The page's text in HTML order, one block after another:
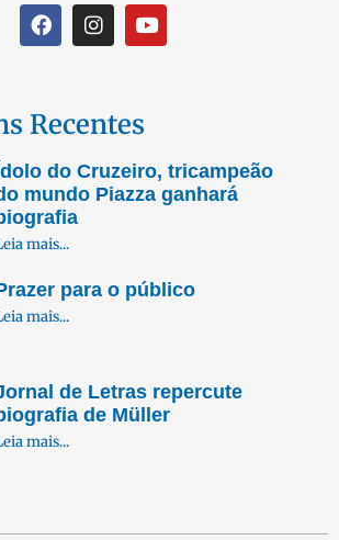
Recentes
do Cruzeiro, tricampeão
mundo Piazza ganhará
mais...
para o público
mais...
de Letras repercute
de Müller
mais...